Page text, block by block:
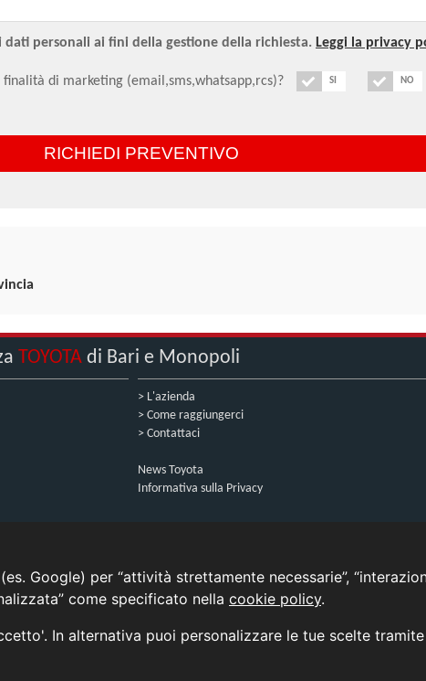
Google) per “attività strettamente necessarie”,
come specificato nella cookie policy.
In alternativa puoi personalizzare le tue scelte
personali ai fini della gestione della richiesta. Leggi la privacy
di marketing (email,sms,whatsapp,rcs)? SI NO
TOYOTA di Bari e Monopoli
> L'azienda
> Come raggiungerci
> Contattaci
News Toyota
Informativa sulla Privacy